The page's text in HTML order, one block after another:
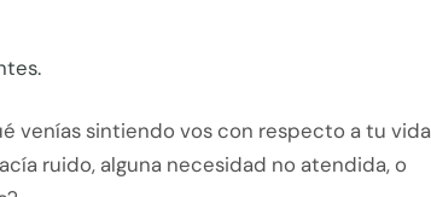
venías sintiendo vos con respecto a tu vida
ruido, alguna necesidad no atendida, o